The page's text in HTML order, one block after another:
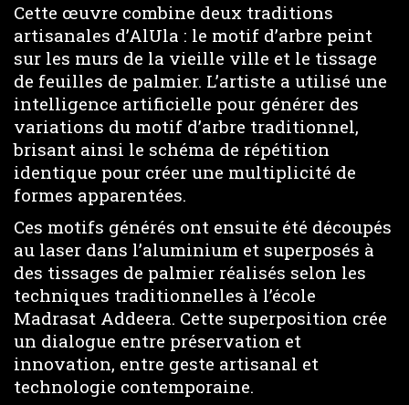
Cette œuvre combine deux traditions
artisanales d’AlUla : le motif d’arbre peint
sur les murs de la vieille ville et le tissage
de feuilles de palmier. L’artiste a utilisé une
intelligence artificielle pour générer des
variations du motif d’arbre traditionnel,
brisant ainsi le schéma de répétition
identique pour créer une multiplicité de
formes apparentées.
Ces motifs générés ont ensuite été découpés
au laser dans l’aluminium et superposés à
des tissages de palmier réalisés selon les
techniques traditionnelles à l’école
Madrasat Addeera. Cette superposition crée
un dialogue entre préservation et
innovation, entre geste artisanal et
technologie contemporaine.